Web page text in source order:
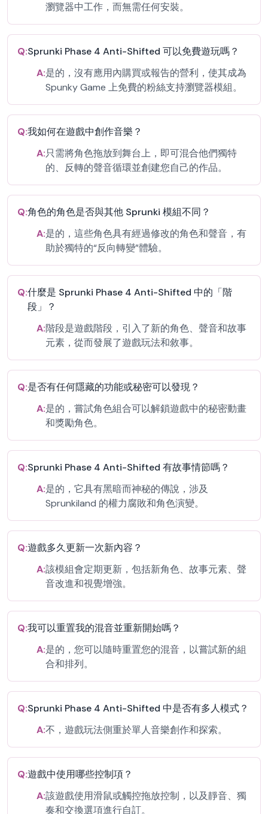
瀏覽器中工作，而無需任何安裝。
Q:Sprunki Phase 4 Anti-Shifted 可以免費遊玩嗎？
A:是的，沒有應用內購買或報告的營利，使其成為
Spunky Game 上免費的粉絲支持瀏覽器模組。
Q:我如何在遊戲中創作音樂？
A:只需將角色拖放到舞台上，即可混合他們獨特
的、反轉的聲音循環並創建您自己的作品。
Q:角色的角色是否與其他 Sprunki 模組不同？
A:是的，這些角色具有經過修改的角色和聲音，有
助於獨特的“反向轉變”體驗。
Q:什麼是 Sprunki Phase 4 Anti-Shifted 中的「階
段」？
A:階段是遊戲階段，引入了新的角色、聲音和故事
元素，從而發展了遊戲玩法和敘事。
Q:是否有任何隱藏的功能或秘密可以發現？
A:是的，嘗試角色組合可以解鎖遊戲中的秘密動畫
和獎勵角色。
Q:Sprunki Phase 4 Anti-Shifted 有故事情節嗎？
A:是的，它具有黑暗而神秘的傳說，涉及
Sprunkiland 的權力腐敗和角色演變。
Q:遊戲多久更新一次新內容？
A:該模組會定期更新，包括新角色、故事元素、聲
音改進和視覺增強。
Q:我可以重置我的混音並重新開始嗎？
A:是的，您可以隨時重置您的混音，以嘗試新的組
合和排列。
Q:Sprunki Phase 4 Anti-Shifted 中是否有多人模式？
A:不，遊戲玩法側重於單人音樂創作和探索。
Q:遊戲中使用哪些控制項？
A:該遊戲使用滑鼠或觸控拖放控制，以及靜音、獨
奏和交換選項進行自訂。